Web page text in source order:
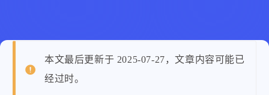
本文最后更新于 2025-07-27，文章内容可能已
经过时。